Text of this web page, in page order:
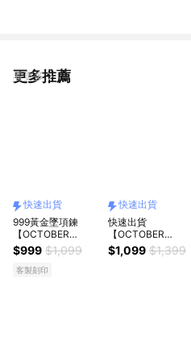
更多推薦
看更多
快速出貨
999黃金墜項鍊
【OCTOBER
16Th】母親節 生日
禮物 閨蜜禮物 情人
節禮物 女友禮物 交
$999 $1,099
客製刻印
快速出貨
快速出貨
【OCTOBER
16Th】999黃金小元
寶小金豆小愛心+許
$1,099 $1,399